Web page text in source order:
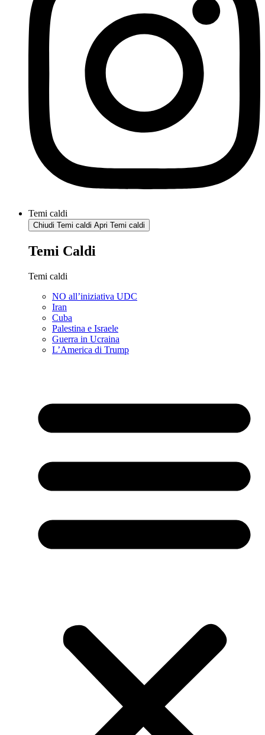
Temi caldi
Chiudi Temi caldi Apri Temi caldi
Temi Caldi
Temi caldi
NO all’iniziativa UDC
Iran
Cuba
Palestina e Israele
Guerra in Ucraina
L’America di Trump